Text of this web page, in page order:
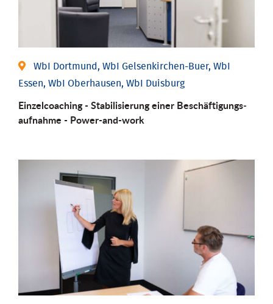
WbI Dortmund, WbI Gelsenkirchen-Buer, WbI
Essen, WbI Oberhausen, WbI Duisburg
Einzel­coaching - Stabili­sierung einer Be­schäftigungs­
aufnahme - Power-and-work